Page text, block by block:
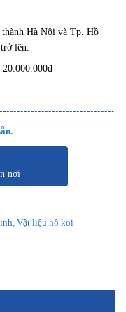
Hà Nội và Tp. Hồ
lên.
nơi
, Vật liệu hồ koi